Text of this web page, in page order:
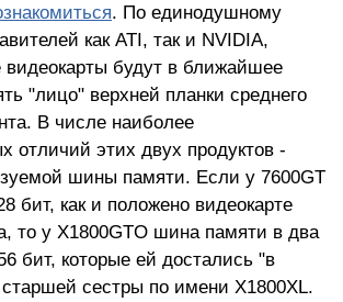
. По единодушному
как ATI, так и NVIDIA,
видеокарты будут в ближайшее
"лицо" верхней планки среднего
В числе наиболее
отличий этих двух продуктов -
шины памяти. Если у 7600GT
бит, как и положено видеокарте
то у X1800GTO шина памяти в два
бит, которые ей достались "в
старшей сестры по имени X1800XL.